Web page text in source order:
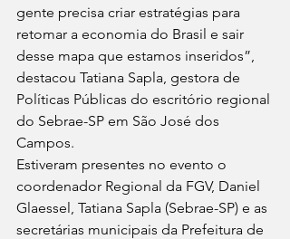
gente precisa criar estratégias para
retomar a economia do Brasil e sair
desse mapa que estamos inseridos”,
destacou Tatiana Sapla, gestora de
Políticas Públicas do escritório regional
do Sebrae-SP em São José dos
Campos.
Estiveram presentes no evento o
coordenador Regional da FGV, Daniel
Glaessel, Tatiana Sapla (Sebrae-SP) e as
secretárias municipais da Prefeitura de